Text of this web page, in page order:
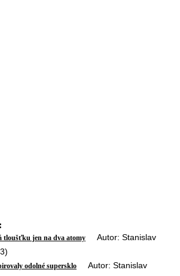
tloušťku jen na dva atomy Autor: Stanislav
odolné supersklo Autor: Stanislav